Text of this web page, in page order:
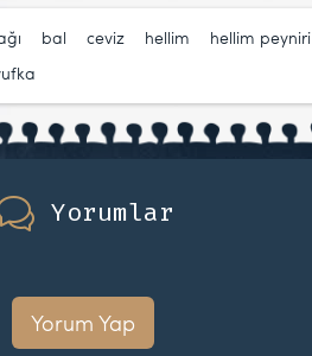
bal ceviz hellim hellim peyniri
Yorumlar
Yorum Yap